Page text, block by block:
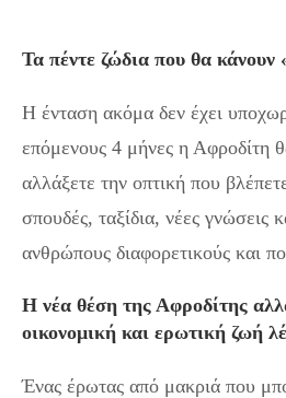
Τα πέντε ζώδια που θα κάνουν
Η ένταση ακόμα δεν έχει
επόμενους 4 μήνες η Αφροδίτη
αλλάξετε την οπτική που
σπουδές, ταξίδια, νέες γνώσεις
ανθρώπους διαφορετικούς και
Η νέα θέση της Αφροδίτης
οικονομική και ερωτική ζωή
Ένας έρωτας από μακριά που